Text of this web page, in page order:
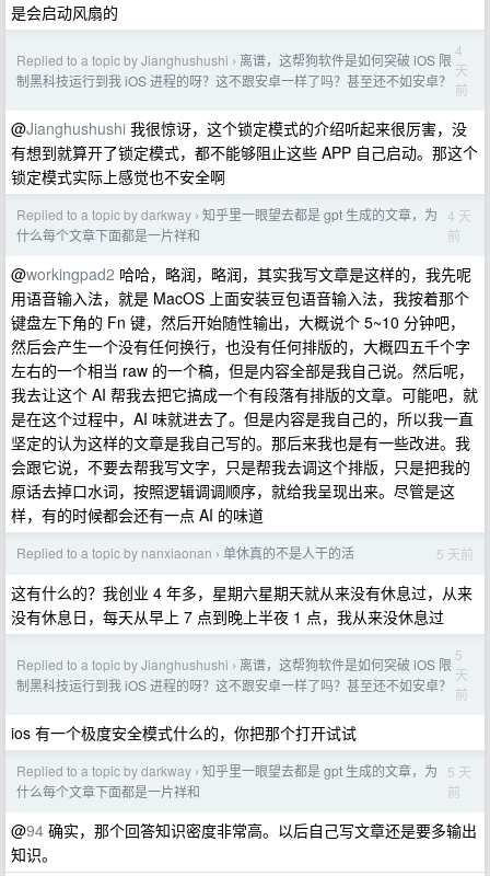
是会启动风扇的
Replied to a topic by Jianghushushi › 离谱，这帮狗软件是如何突破 iOS 限
制黑科技运行到我 iOS 进程的呀？这不跟安卓一样了吗？甚至还不如安卓？
4
天
前
@Jianghushushi 我很惊讶，这个锁定模式的介绍听起来很厉害，没
有想到就算开了锁定模式，都不能够阻止这些 APP 自己启动。那这个
锁定模式实际上感觉也不安全啊
Replied to a topic by darkway › 知乎里一眼望去都是 gpt 生成的文章，为
什么每个文章下面都是一片祥和
4 天
前
@workingpad2 哈哈，略润，略润，其实我写文章是这样的，我先呢
用语音输入法，就是 MacOS 上面安装豆包语音输入法，我按着那个
键盘左下角的 Fn 键，然后开始随性输出，大概说个 5~10 分钟吧，
然后会产生一个没有任何换行，也没有任何排版的，大概四五千个字
左右的一个相当 raw 的一个稿，但是内容全部是我自己说。然后呢，
我去让这个 AI 帮我去把它搞成一个有段落有排版的文章。可能吧，就
是在这个过程中，AI 味就进去了。但是内容是我自己的，所以我一直
坚定的认为这样的文章是我自己写的。那后来我也是有一些改进。我
会跟它说，不要去帮我写文字，只是帮我去调这个排版，只是把我的
原话去掉口水词，按照逻辑调调顺序，就给我呈现出来。尽管是这
样，有的时候都会还有一点 AI 的味道
Replied to a topic by nanxiaonan › 单休真的不是人干的活 5 天前
这有什么的？我创业 4 年多，星期六星期天就从来没有休息过，从来
没有休息日，每天从早上 7 点到晚上半夜 1 点，我从来没休息过
Replied to a topic by Jianghushushi › 离谱，这帮狗软件是如何突破 iOS 限
制黑科技运行到我 iOS 进程的呀？这不跟安卓一样了吗？甚至还不如安卓？
5
天
前
ios 有一个极度安全模式什么的，你把那个打开试试
Replied to a topic by darkway › 知乎里一眼望去都是 gpt 生成的文章，为
什么每个文章下面都是一片祥和
5 天
前
@94 确实，那个回答知识密度非常高。以后自己写文章还是要多输出
知识。